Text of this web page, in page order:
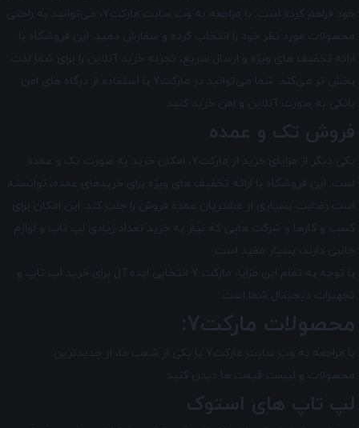
خود فراهم کرده است. با مراجعه به وب سایت مارکت7، می‌توانید به راحتی
محصولات مورد نظر خود را انتخاب کرده و سفارش دهید. این فروشگاه با
ارائه تخفیف های ویژه و ارسال سریع، تجربه خرید آنلاین را برای شما لذت
بخش تر می‌کند. شما می‌توانید در مارکت7 با استفاده از درگاه‌ های امن
بانکی به صورت آنلاین و امن خرید کنید.
فروش تک و عمده
یکی دیگر از مزایای خرید از مارکت7، امکان خرید به صورت تک و عمده
است. این فروشگاه با ارائه تخفیف های ویژه برای خریدهای عمده، توانسته
است رضایت بسیاری از مشتریان عمده ‌فروش را جلب کند. این امکان برای
کسب و کارها و شرکت‌ هایی که نیاز به خرید تعداد زیادی لپ تاپ و لوازم
جانبی دارند، بسیار مفید است.
با توجه به تمام این مزایا، مارکت 7 انتخابی ایده ‌آل برای خرید لپ ‌تاپ و
تجهیزات دیجیتال شما است.
محصولات مارکت7:
با مراجعه به وب سایت مارکت7 یا یکی از شعب ما، از جدیدترین
محصولات و لیست قیمت ها دیدن کنید.
لپ تاپ های استوک